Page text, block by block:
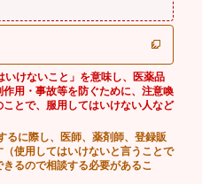
いけないこと」を意味し、医薬品
用・事故等を防ぐために、注意喚
とで、服用してはいけない人など
るに際し、医師、薬剤師、登録販
使用してはいけないと言うことで
るので相談する必要があるこ